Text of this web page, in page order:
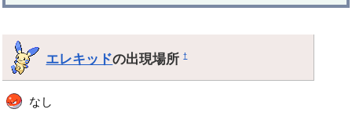
エレキッドの出現場所†
なし